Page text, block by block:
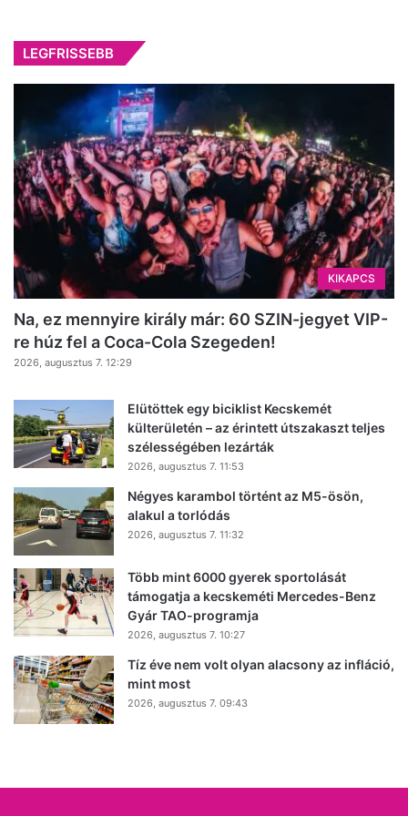
LEGFRISSEBB
KIKAPCS
Na, ez mennyire király már: 60 SZIN-jegyet VIP-
re húz fel a Coca-Cola Szegeden!
2026, augusztus 7. 12:29
Elütöttek egy biciklist Kecskemét
külterületén – az érintett útszakaszt teljes
szélességében lezárták
2026, augusztus 7. 11:53
Négyes karambol történt az M5-ösön,
alakul a torlódás
2026, augusztus 7. 11:32
Több mint 6000 gyerek sportolását
támogatja a kecskeméti Mercedes-Benz
Gyár TAO-programja
2026, augusztus 7. 10:27
Tíz éve nem volt olyan alacsony az infláció,
mint most
2026, augusztus 7. 09:43